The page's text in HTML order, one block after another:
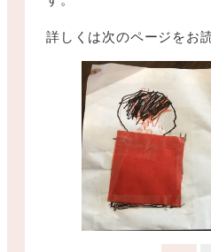
詳しくは次のページをお